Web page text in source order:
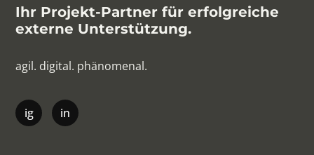
Ihr Projekt-Partner für erfolgreiche
externe Unterstützung.
agil. digital. phänomenal.